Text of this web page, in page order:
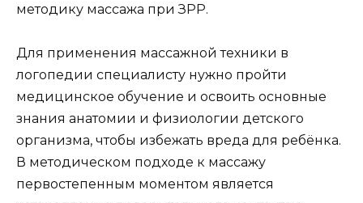
методику массажа при ЗРР.
Для применения массажной техники в
логопедии специалисту нужно пройти
медицинское обучение и освоить основные
знания анатомии и физиологии детского
организма, чтобы избежать вреда для ребёнка.
В методическом подходе к массажу
первостепенным моментом является